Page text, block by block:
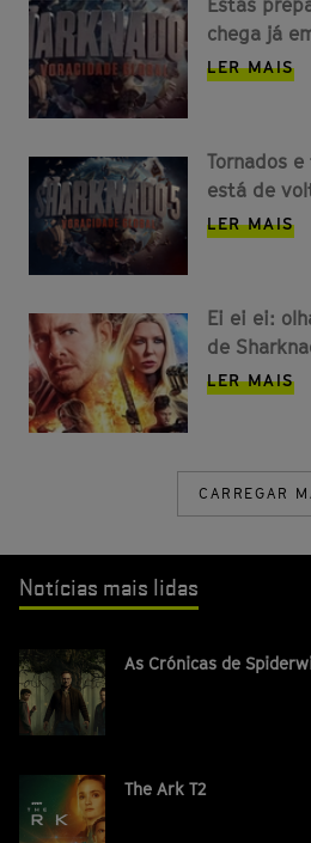
chega já
LER MAIS
Tornados
está de
LER MAIS
Ei ei ei:
de
LER MAIS
CARREGAR
Notícias mais lidas
As Crónicas de
The Ark T2